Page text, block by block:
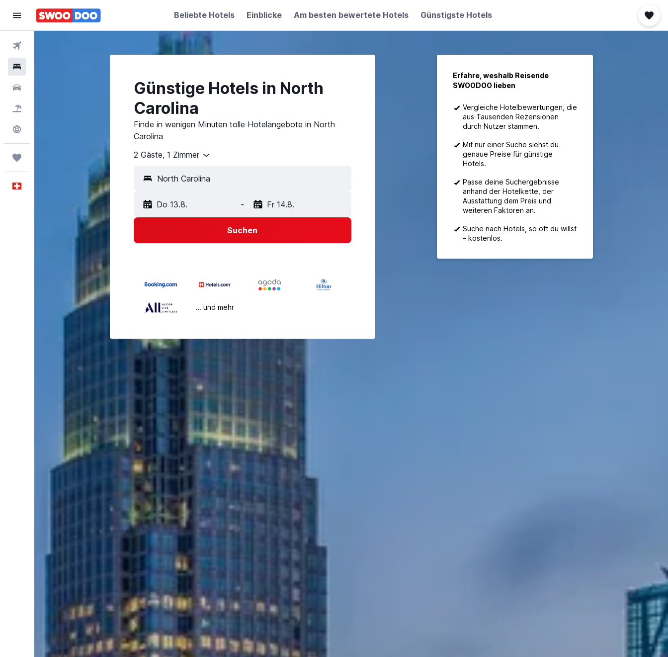
Beliebte Hotels Einblicke Am besten bewertete Hotels Günstigste Hotels
Günstige Hotels in North
Carolina
Finde in wenigen Minuten tolle Hotelangebote in North
Carolina
2 Gäste, 1 Zimmer
Do 13.8. - Fr 14.8.
Suchen
… und mehr
Erfahre, weshalb Reisende
SWOODOO lieben
Vergleiche Hotelbewertungen, die
aus Tausenden Rezensionen
durch Nutzer stammen.
Mit nur einer Suche siehst du
genaue Preise für günstige
Hotels.
Passe deine Suchergebnisse
anhand der Hotelkette, der
Ausstattung dem Preis und
weiteren Faktoren an.
Suche nach Hotels, so oft du willst
– kostenlos.